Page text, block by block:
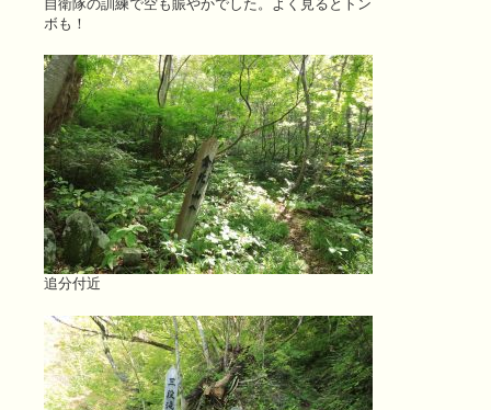
自衛隊の訓練で空も賑やかでした。よく見るとトン
ボも！
追分付近